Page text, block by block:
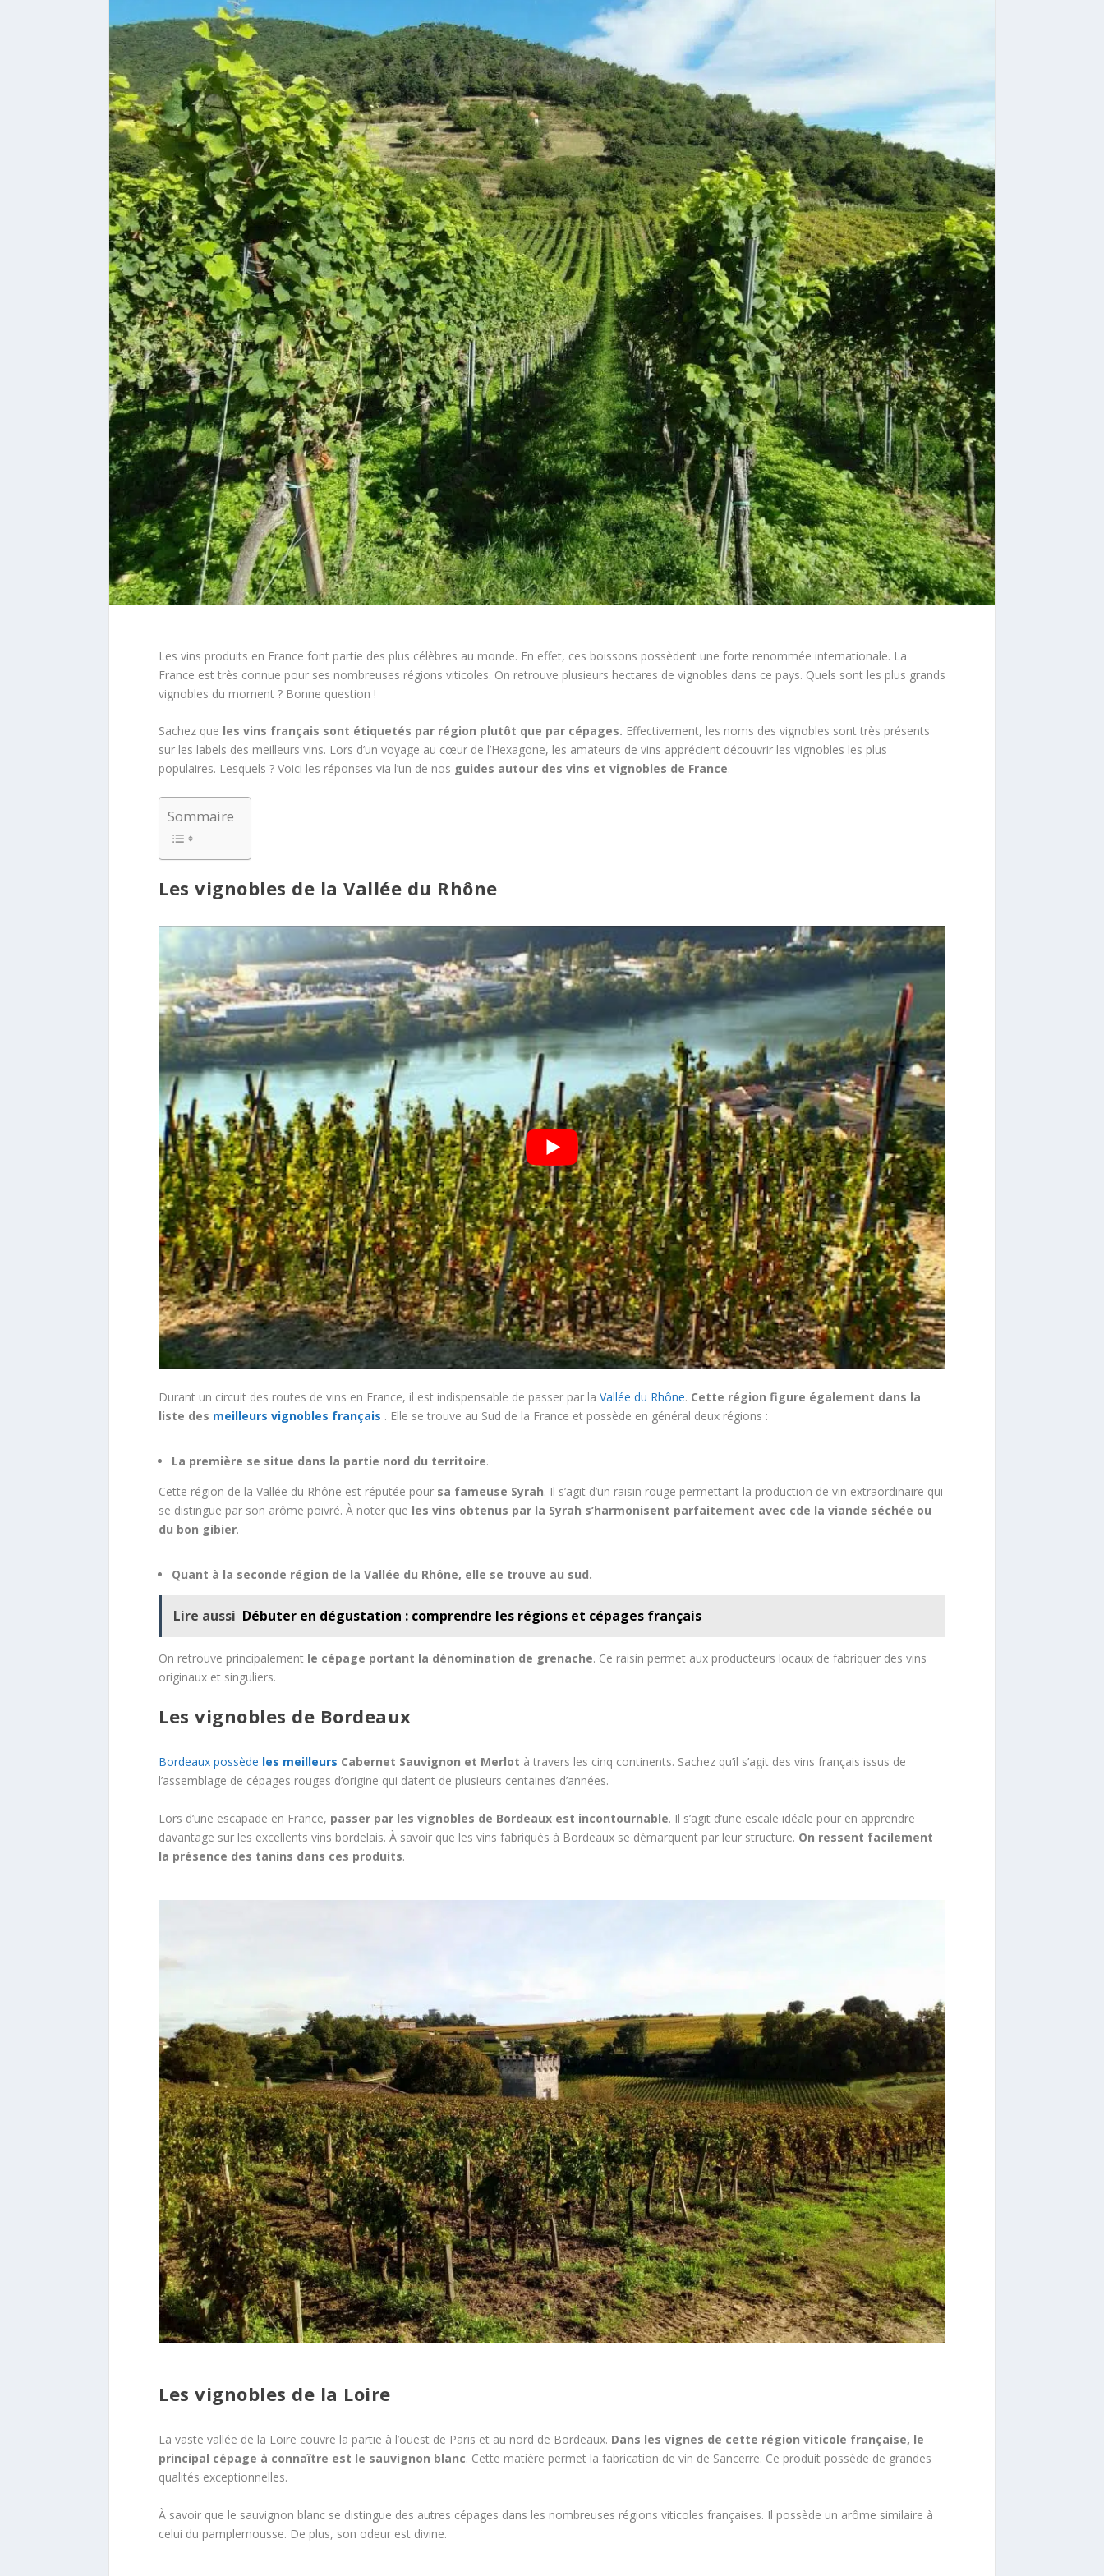
Les vins produits en France font partie des plus célèbres au monde. En effet, ces boissons possèdent une forte renommée internationale. La
France est très connue pour ses nombreuses régions viticoles. On retrouve plusieurs hectares de vignobles dans ce pays. Quels sont les plus grands
vignobles du moment ? Bonne question !
Sachez que les vins français sont étiquetés par région plutôt que par cépages. Effectivement, les noms des vignobles sont très présents
sur les labels des meilleurs vins. Lors d’un voyage au cœur de l’Hexagone, les amateurs de vins apprécient découvrir les vignobles les plus
populaires. Lesquels ? Voici les réponses via l’un de nos guides autour des vins et vignobles de France.
Sommaire
Les vignobles de la Vallée du Rhône
Durant un circuit des routes de vins en France, il est indispensable de passer par la Vallée du Rhône. Cette région figure également dans la
liste des meilleurs vignobles français . Elle se trouve au Sud de la France et possède en général deux régions :
La première se situe dans la partie nord du territoire.
Cette région de la Vallée du Rhône est réputée pour sa fameuse Syrah. Il s’agit d’un raisin rouge permettant la production de vin extraordinaire qui
se distingue par son arôme poivré. À noter que les vins obtenus par la Syrah s’harmonisent parfaitement avec cde la viande séchée ou
du bon gibier.
Quant à la seconde région de la Vallée du Rhône, elle se trouve au sud.
Lire aussi Débuter en dégustation : comprendre les régions et cépages français
On retrouve principalement le cépage portant la dénomination de grenache. Ce raisin permet aux producteurs locaux de fabriquer des vins
originaux et singuliers.
Les vignobles de Bordeaux
Bordeaux possède les meilleurs Cabernet Sauvignon et Merlot à travers les cinq continents. Sachez qu’il s’agit des vins français issus de
l’assemblage de cépages rouges d’origine qui datent de plusieurs centaines d’années.
Lors d’une escapade en France, passer par les vignobles de Bordeaux est incontournable. Il s’agit d’une escale idéale pour en apprendre
davantage sur les excellents vins bordelais. À savoir que les vins fabriqués à Bordeaux se démarquent par leur structure. On ressent facilement
la présence des tanins dans ces produits.
Les vignobles de la Loire
La vaste vallée de la Loire couvre la partie à l’ouest de Paris et au nord de Bordeaux. Dans les vignes de cette région viticole française, le
principal cépage à connaître est le sauvignon blanc. Cette matière permet la fabrication de vin de Sancerre. Ce produit possède de grandes
qualités exceptionnelles.
À savoir que le sauvignon blanc se distingue des autres cépages dans les nombreuses régions viticoles françaises. Il possède un arôme similaire à
celui du pamplemousse. De plus, son odeur est divine.